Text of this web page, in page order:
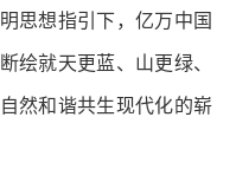
想指引下，亿万中国
绘就天更蓝、山更绿、
然和谐共生现代化的崭